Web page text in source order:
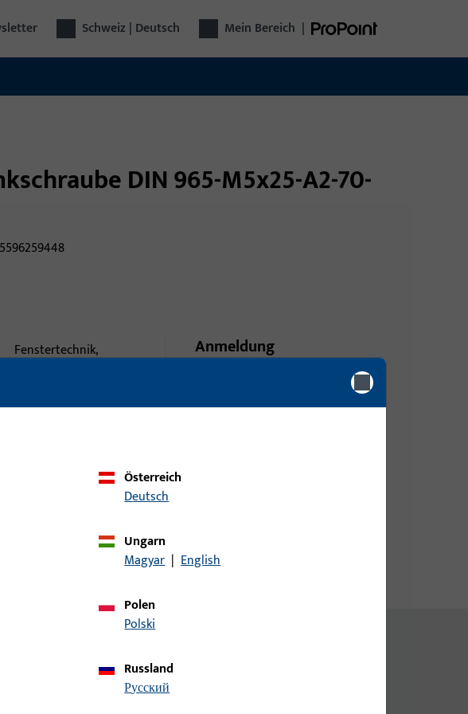
Schweiz | Deutsch Mein Bereich |
DIN 965-M5x25-A2-70-
Fenstertechnik,
Anmeldung
Bitte melden Sie sich mit Ihren
Kundendaten an um eine
Österreich
Deutsch
Ungarn
Magyar | English
Polen
Polski
Russland
русский